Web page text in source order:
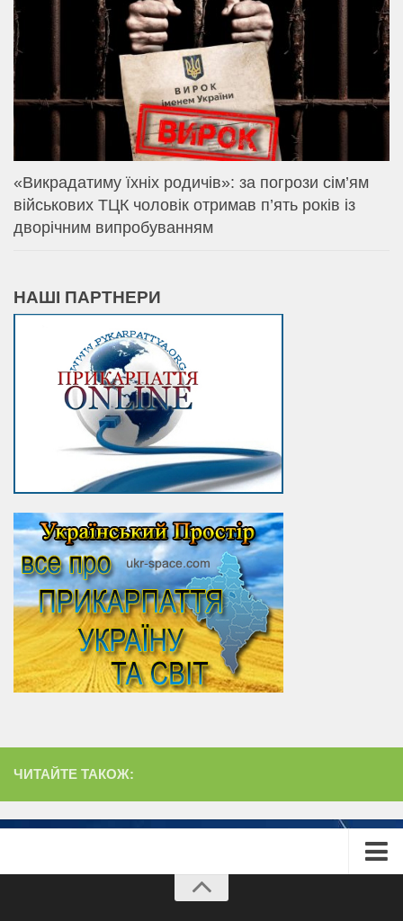
«Викрадатиму їхніх родичів»: за погрози сім’ям
військових ТЦК чоловік отримав п’ять років із
дворічним випробуванням
НАШІ ПАРТНЕРИ
ЧИТАЙТЕ ТАКОЖ: